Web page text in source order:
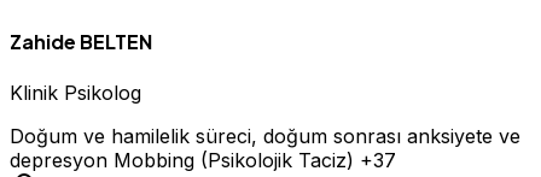
Zahide BELTEN
Klinik Psikolog
Doğum ve hamilelik süreci, doğum sonrası anksiyete ve
depresyon Mobbing (Psikolojik Taciz) +37